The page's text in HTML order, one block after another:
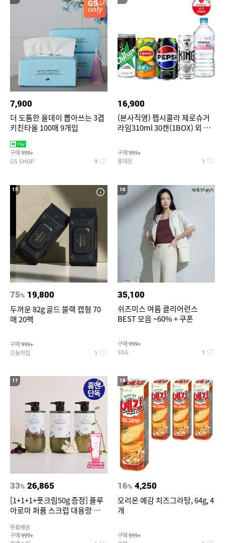
7,900
더 도톰한 올데이 뽑아쓰는 3겹
키친타올 100매 9개입
구매 999+
GS SHOP 9
16,900
(본사직영) 펩시콜라 제로슈거
라임310ml 30캔(1BOX) 외 롯
구매 999+
롯데온 1
15
75% 19,800
두꺼운 82g 골드 블랙 캡형 70
매 20팩
구매 999+
오늘의집 1
16
35,100
쉬즈미스 여름 클리어런스
BEST 모음 ~60% + 쿠폰
구매 999+
SSG 1
17
33% 26,865
[1+1+1+풋크림50g 증정] 플루
아로마 퍼퓸 스크럽 대용량 바디
무료배송
구매 999+
18
16% 4,250
오리온 예감 치즈그라탕, 64g, 4
개
구매 999+